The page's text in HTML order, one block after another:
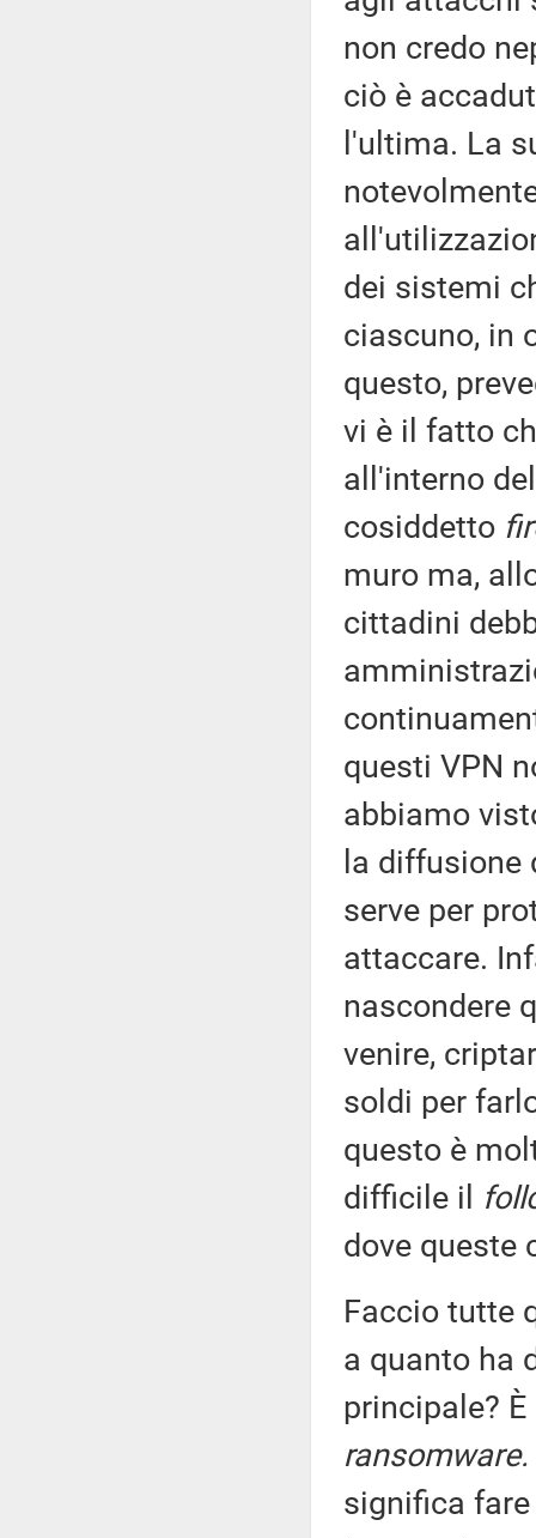
non credo
ciò è
l'ultima. La
dei sistemi
ciascuno, in
questo,
vi è il fatto
all'interno
cosiddetto
muro ma,
cittadini
questi VPN
abbiamo
la diffusione
serve per
attaccare.
nascondere
venire,
soldi per
questo è
difficile il
dove queste
Faccio tutte
a quanto ha
principale?
ransomware.
significa